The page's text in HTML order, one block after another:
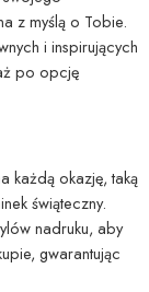
z myślą o Tobie.
i inspirujących
po opcję
każdą okazję, taką
świąteczny.
nadruku, aby
gwarantując